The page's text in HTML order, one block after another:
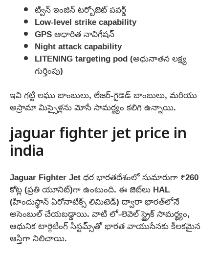
ట్విన్ ఇంజిన్‌ టర్బోజెట్ పవర్డ్
Low-level strike capability
GPS ఆధారిత నావిగేషన్
Night attack capability
LITENING targeting pod (అధునాతన లక్ష్య
గుర్తింపు)
ఇవి గట్టి లఘు బాంబులు, లేజర్-గైడెడ్ బాంబులు, మరియు
అస్రామా మిస్సైళ్లను మోసే సామర్థ్యం కలిగి ఉన్నాయి.
jaguar fighter jet price in
india
Jaguar Fighter Jet ధర భారతదేశంలో సుమారుగా ₹260
కోట్ల (ప్రతి యూనిట్)గా ఉంటుంది. ఈ జెట్‌లు HAL
(హిందుస్థాన్ ఏరోనాటిక్స్ లిమిటెడ్) ద్వారా భారత్‌లోనే
అసెంబుల్ చేయబడ్డాయి. వాటి లో-లెవెల్ స్ట్రైక్ సామర్థ్యం,
ఆధునిక టార్గెటింగ్ సిస్టమ్స్‌తో భారత వాయుసేనకు కీలకమైన
ఆస్తిగా నిలిచాయి.